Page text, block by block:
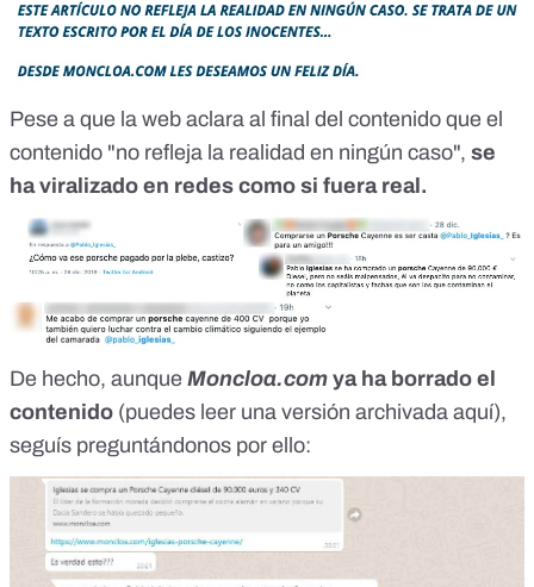
Pese a que la web aclara al final del contenido que el
contenido "no refleja la realidad en ningún caso", se
ha viralizado en redes como si fuera real.
De hecho, aunque Moncloa.com ya ha borrado el
contenido (puedes leer una versión archivada aquí),
seguís preguntándonos por ello: